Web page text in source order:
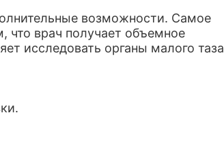
возможности. Самое
что врач получает объемное
исследовать органы малого таза